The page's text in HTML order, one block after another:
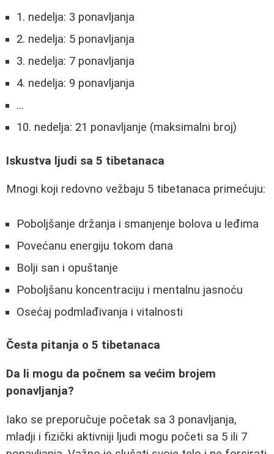
1. nedelja: 3 ponavljanja
2. nedelja: 5 ponavljanja
3. nedelja: 7 ponavljanja
4. nedelja: 9 ponavljanja
...
10. nedelja: 21 ponavljanje (maksimalni broj)
Iskustva ljudi sa 5 tibetanaca
Mnogi koji redovno vežbaju 5 tibetanaca primećuju:
Poboljšanje držanja i smanjenje bolova u leđima
Povećanu energiju tokom dana
Bolji san i opuštanje
Poboljšanu koncentraciju i mentalnu jasnoću
Osećaj podmlađivanja i vitalnosti
Česta pitanja o 5 tibetanaca
Da li mogu da počnem sa većim brojem
ponavljanja?
Iako se preporučuje početak sa 3 ponavljanja,
mladji i fizički aktivniji ljudi mogu početi sa 5 ili 7